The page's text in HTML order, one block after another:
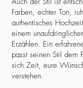
Farben, echter Ton,
authentisches
einem
Erzählen. Ein
passt seinen Stil dem
sich Zeit, eure
verstehen.